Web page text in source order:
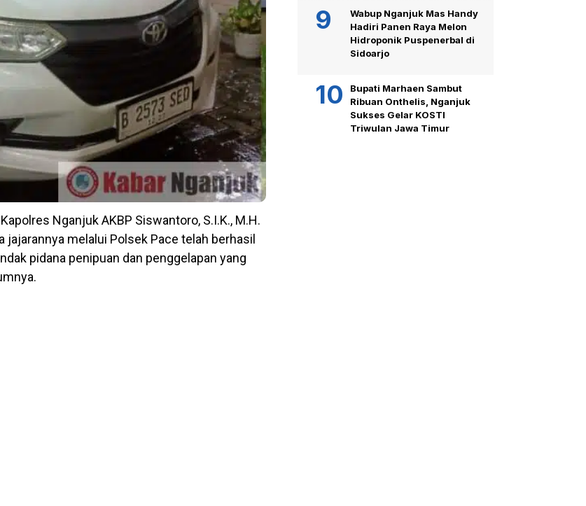
Nganjuk AKBP Siswantoro, S.I.K., M.H.
melalui Polsek Pace telah berhasil
pidana penipuan dan penggelapan yang
Wabup Nganjuk Mas Handy
Hadiri Panen Raya Melon
Hidroponik Puspenerbal di
Sidoarjo
Bupati Marhaen Sambut
Ribuan Onthelis, Nganjuk
Sukses Gelar KOSTI
Triwulan Jawa Timur